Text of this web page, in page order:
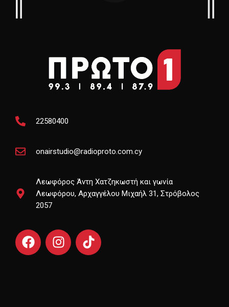
22580400
onairstudio@radioproto.com.cy
Λεωφόρος Άντη Χατζηκωστή και γωνία
Λεωφόρου, Αρχαγγέλου Μιχαήλ 31, Στρόβολος
2057